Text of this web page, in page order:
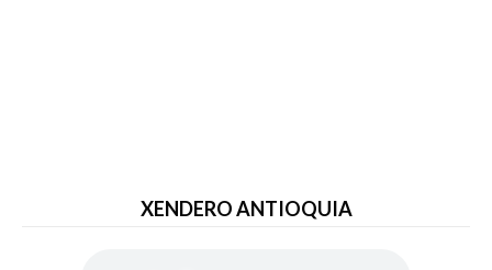
XENDERO ANTIOQUIA